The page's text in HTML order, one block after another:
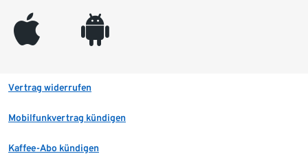
appleinc android
Vertrag widerrufen
Mobilfunkvertrag kündigen
Kaffee-Abo kündigen